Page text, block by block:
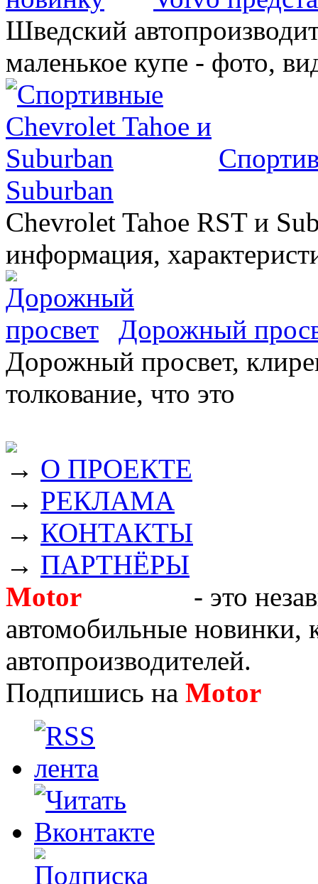
Шведский
маленькое купе - фото,
Suburban
Chevrolet Tahoe RST и
информация,
Дорожный
Дорожный просвет,
толкование, что это
→ О ПРОЕКТЕ
→ РЕКЛАМА
→ КОНТАКТЫ
→ ПАРТНЁРЫ
Motor
- это
автомобильные новинки,
автопроизводителей.
Подпишись на Motor